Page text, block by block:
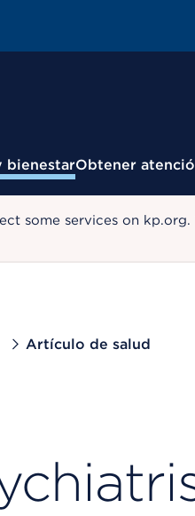
bienestarObtener
some services on
Artículo de salud